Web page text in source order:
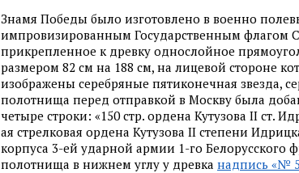
Знамя Победы было изготовлено в военно
импровизированным Государственным флагом
прикрепленное к древку однослойное
размером 82 см на 188 см, на лицевой стороне
изображены серебряные пятиконечная звезда,
полотнища перед отправкой в Москву была
четыре строки: «150 стр. ордена Кутузова II ст.
ая стрелковая ордена Кутузова II степени
корпуса 3-ей ударной армии 1-го Белорусского
полотнища в нижнем углу у древка надпись «№